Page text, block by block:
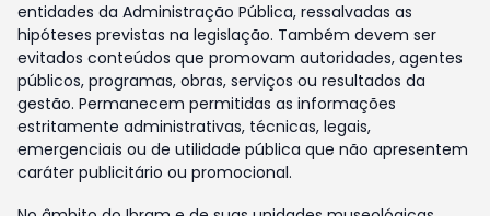
entidades da Administração Pública, ressalvadas as
hipóteses previstas na legislação. Também devem ser
evitados conteúdos que promovam autoridades, agentes
públicos, programas, obras, serviços ou resultados da
gestão. Permanecem permitidas as informações
estritamente administrativas, técnicas, legais,
emergenciais ou de utilidade pública que não apresentem
caráter publicitário ou promocional.